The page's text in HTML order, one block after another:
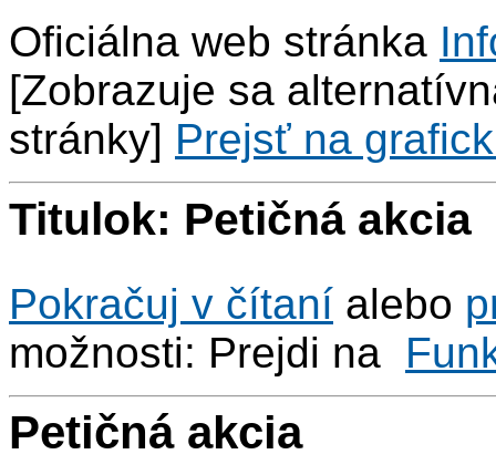
Oficiálna web stránka
[Zobrazuje sa
stránky] Prejsť na
Titulok: Petičná akcia
Pokračuj v čítaní alebo
možnosti: Prejdi na
Petičná akcia